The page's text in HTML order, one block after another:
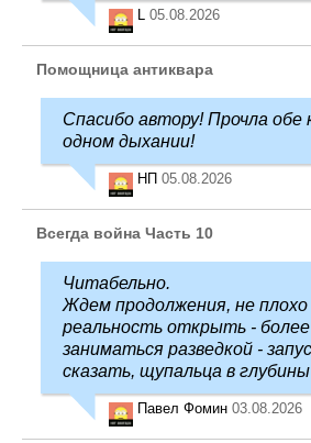
L 05.08.2026
Помощница антиквара
Спасибо автору! Прочла обе
одном дыхании!
НП 05.08.2026
Всегда война Часть 10
Читабельно.
Ждем продолжения, не
реальность открыть -
заниматься разведкой -
сказать, щупальца в глубины
Павел Фомин 03.08.2026